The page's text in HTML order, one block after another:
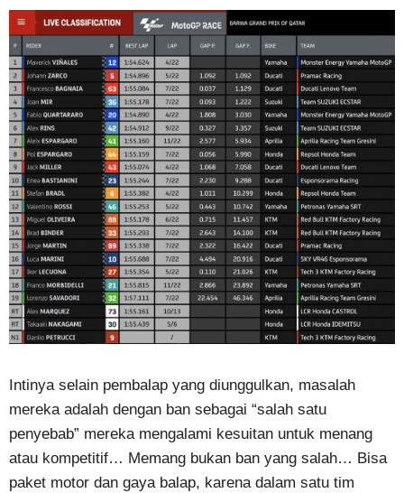
Intinya selain pembalap yang diunggulkan, masalah
mereka adalah dengan ban sebagai “salah satu
penyebab” mereka mengalami kesuitan untuk menang
atau kompetitif… Memang bukan ban yang salah… Bisa
paket motor dan gaya balap, karena dalam satu tim